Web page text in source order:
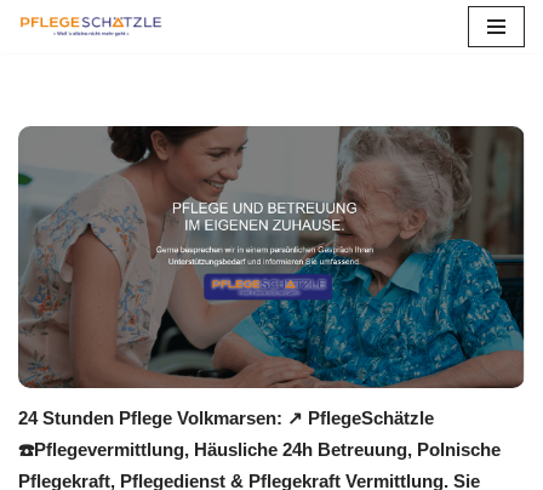
springen
24 Stunden Pflege Volkmarsen: ↗️ PflegeSchätzle
☎️Pflegevermittlung, Häusliche 24h Betreuung, Polnische
Pflegekraft, Pflegedienst & Pflegekraft Vermittlung. Sie